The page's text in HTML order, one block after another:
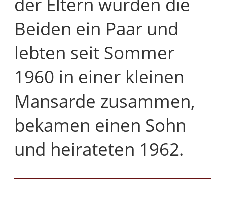
Beiden ein Paar und
lebten seit Sommer
1960 in einer kleinen
Mansarde zusammen,
bekamen einen Sohn
und heirateten 1962.